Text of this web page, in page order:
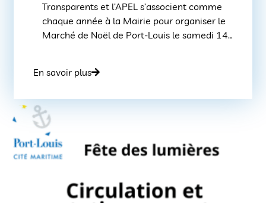
Transparents et l’APEL s’associent comme
chaque année à la Mairie pour organiser le
Marché de Noël de Port-Louis le samedi 14
Saint-Pierre pour une ouverture du marché
sur place (Gaufres, huîtres […]
En savoir plus